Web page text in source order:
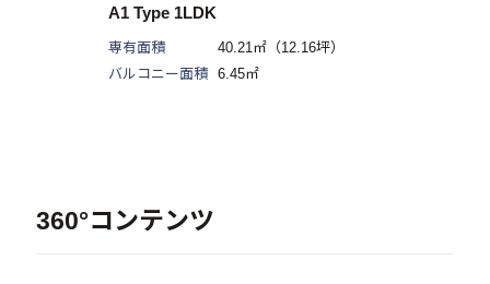
A1 Type 1LDK
専有面積
40.21㎡（12.16坪）
バルコニー面積
6.45㎡
360°コンテンツ